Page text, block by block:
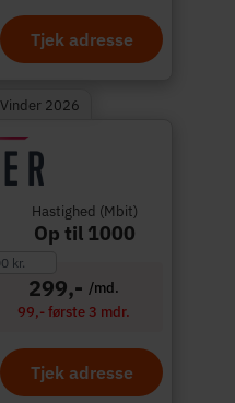
Tjek adresse
2026
Hastighed (Mbit)
Op til 1000
kr.
299,- /md.
99,- første 3 mdr.
Tjek adresse